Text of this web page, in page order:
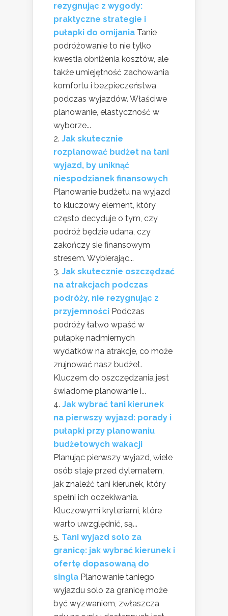
rezygnując z wygody:
praktyczne strategie i
pułapki do omijania Tanie
podróżowanie to nie tylko
kwestia obniżenia kosztów, ale
także umiejętność zachowania
komfortu i bezpieczeństwa
podczas wyjazdów. Właściwe
planowanie, elastyczność w
wyborze...
Jak skutecznie
rozplanować budżet na tani
wyjazd, by uniknąć
niespodzianek finansowych
Planowanie budżetu na wyjazd
to kluczowy element, który
często decyduje o tym, czy
podróż będzie udana, czy
zakończy się finansowym
stresem. Wybierając...
Jak skutecznie oszczędzać
na atrakcjach podczas
podróży, nie rezygnując z
przyjemności Podczas
podróży łatwo wpaść w
pułapkę nadmiernych
wydatków na atrakcje, co może
zrujnować nasz budżet.
Kluczem do oszczędzania jest
świadome planowanie i...
Jak wybrać tani kierunek
na pierwszy wyjazd: porady i
pułapki przy planowaniu
budżetowych wakacji
Planując pierwszy wyjazd, wiele
osób staje przed dylematem,
jak znaleźć tani kierunek, który
spełni ich oczekiwania.
Kluczowymi kryteriami, które
warto uwzględnić, są...
Tani wyjazd solo za
granicę: jak wybrać kierunek i
ofertę dopasowaną do
singla Planowanie taniego
wyjazdu solo za granicę może
być wyzwaniem, zwłaszcza